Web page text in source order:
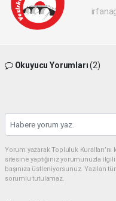
Okuyucu Yorumları(2)
Yorum yazarak Topluluk
sitesine yaptığınız yorumunuzla
başınıza üstleniyorsunuz. Yazılan
sorumlu tutulamaz.